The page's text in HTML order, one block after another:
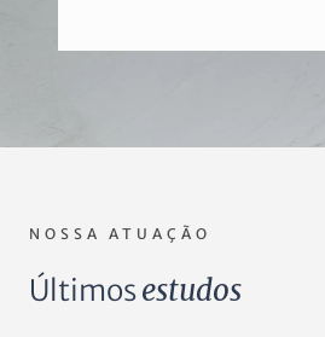
NOSSA ATUAÇÃO
Últimosestudos